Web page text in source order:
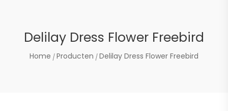
Delilay Dress Flower Freebird
Home Producten Delilay Dress Flower Freebird